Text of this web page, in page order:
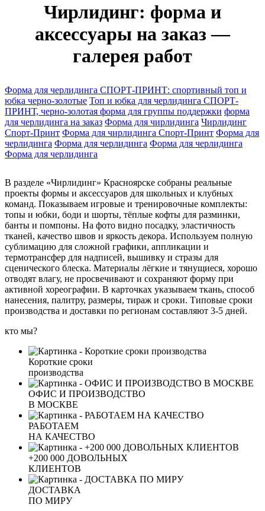
Чирлидинг: форма и
аксессуары на заказ —
галерея работ
Форма для черлидинга СПОРТ-ПРИНТ: спортивный топ и
юбка черно-золотые Топ и юбка для черлидинга СПОРТ-
ПРИНТ, черно-золотая форма для группы поддержки форма
для черлидинга на заказ Форма для чирлидинга Чирлидинг
Спорт-Принт Форма для чирлидинга Спорт-Принт Форма для
черлидинга Форма для черлидинга Форма для черлидинга
Форма для черлидинга
В разделе «Чирлидинг» Красноярске собраны реальные
проекты формы и аксессуаров для школьных и клубных
команд. Показываем игровые и тренировочные комплекты:
топы и юбки, боди и шорты, тёплые кофты для разминки,
банты и помпоны. На фото видно посадку, эластичность
тканей, качество швов и яркость декора. Используем полную
сублимацию для сложной графики, аппликации и
термотрансфер для надписей, вышивку и стразы для
сценического блеска. Материалы лёгкие и тянущиеся, хорошо
отводят влагу, не просвечивают и сохраняют форму при
активной хореографии. В карточках указываем ткань, способ
нанесения, палитру, размеры, тираж и сроки. Типовые сроки
производства и доставки по регионам составляют 3-5 дней.
кто мы?
Короткие сроки
производства
ОФИС И ПРОИЗВОДСТВО
В МОСКВЕ
РАБОТАЕМ
НА КАЧЕСТВО
+200 000 ДОВОЛЬНЫХ
КЛИЕНТОВ
ДОСТАВКА
ПО МИРУ